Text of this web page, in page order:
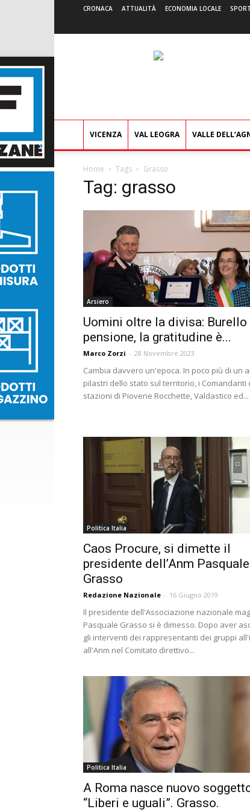
CRONACA ATTUALITÀ ECONOMIA LOCALE
VICENZA VAL LEOGRA VALLE
Home Tags Grasso
Tag: grasso
Arsiero
Uomini oltre la divisa: Burello
pensione, la gratitudine è...
Marco Zorzi - 28 Novembre 2023
Cambia davvero un'epoca. In poco più di un
pilastri dello stato sul territorio, i Comandanti
stazioni di Piovene Rocchette, Valdastico ed...
Politica Italia
Caos Procure, si dimette il
presidente dellʼAnm Pasquale
Grasso
Redazione Nazionale - 16 Giugno 2019
Il presidente dell'Associazione nazionale
Pasquale Grasso si è dimesso. Dopo aver
gli interventi dei rappresentanti dei gruppi
all'Anm nel Comitato direttivo...
Politica Italia
A Roma nasce nuovo
“Liberi e uguali”. Grasso.